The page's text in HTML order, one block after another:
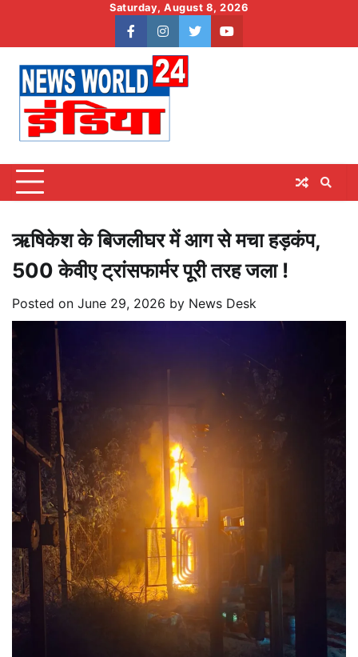
content
Saturday, August 8, 2026
facebookinstagram
twitteryoutube
ऋषिकेश के बिजलीघर में आग से मचा हड़कंप,
500 केवीए ट्रांसफार्मर पूरी तरह जला !
Posted on June 29, 2026 by News Desk